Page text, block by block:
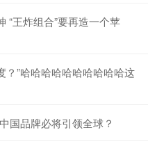
“王炸组合”要再造一个苹
？”哈哈哈哈哈哈哈哈哈哈这
国品牌必将引领全球？